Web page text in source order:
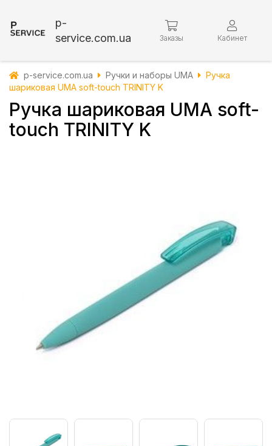
p-
service.com.ua
Заказы Кабинет
p-service.com.ua Ручки и наборы UMA
Ручка
шариковая UMA soft-touch TRINITY K
Ручка шариковая UMA soft-
touch TRINITY K